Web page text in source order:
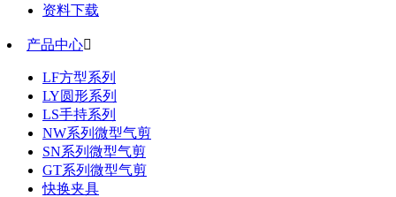
资料下载
产品中心
LF方型系列
LY圆形系列
LS手持系列
NW系列微型气剪
SN系列微型气剪
GT系列微型气剪
快换夹具